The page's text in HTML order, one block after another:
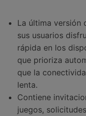
La última versión
sus usuarios
rápida en los
que prioriza
que la
lenta.
Contiene
juegos,